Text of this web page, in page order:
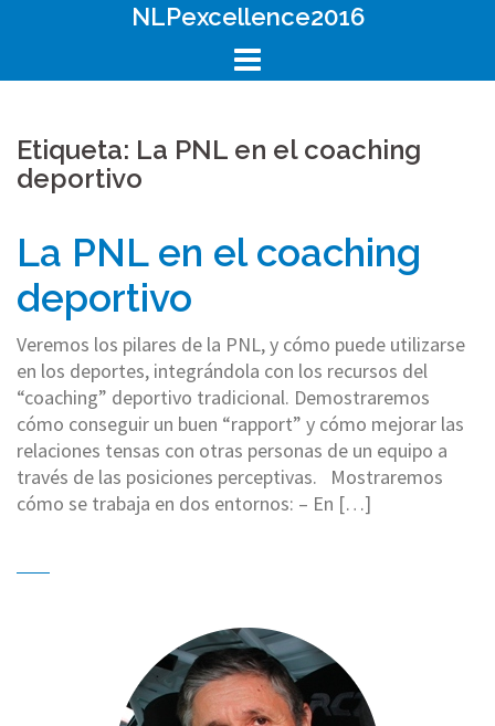
NLPexcellence2016
Etiqueta: La PNL en el coaching
deportivo
La PNL en el coaching
deportivo
Veremos los pilares de la PNL, y cómo puede utilizarse
en los deportes, integrándola con los recursos del
“coaching” deportivo tradicional. Demostraremos
cómo conseguir un buen “rapport” y cómo mejorar las
relaciones tensas con otras personas de un equipo a
través de las posiciones perceptivas. Mostraremos
cómo se trabaja en dos entornos: – En […]